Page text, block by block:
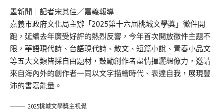
墨新聞 ｜記者宋其佳／嘉義報導
嘉義市政府文化局主辦「2025第十六屆桃城文學獎」徵件開
跑，延續去年廣受好評的熱烈反響，今年首次開放徵件主題不
限，華語現代詩、台語現代詩、散文、短篇小說、青春小品文
等五大文類皆採自由題材，鼓勵創作者盡情揮灑想像力，邀請
來自海內外的創作者一同以文字描繪時代、表達自我，展現豐
沛的書寫能量。
2025桃城文學獎主視覺